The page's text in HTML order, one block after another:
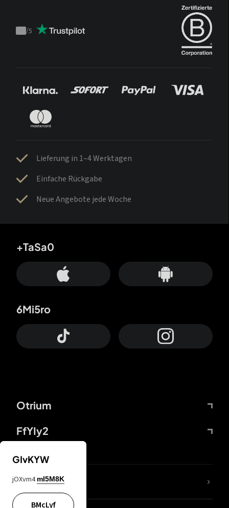
Trustpilot
/5
Lieferung in 1–4 Werktagen
Einfache Rückgabe
Neue Angebote jede Woche
Otrium
FfYIy2
+TaSa0
6Mi5ro
DDcvSo
GIvKYW
jOXvm4 mI5M8K
BMcLyf